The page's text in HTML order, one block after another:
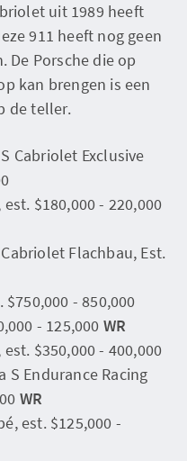
uit 1989 heeft
911 heeft nog geen
De Porsche die op
kan brengen is een
de teller.
Cabriolet Exclusive
$180,000 - 220,000
Flachbau, Est.
$750,000 - 850,000
- 125,000 WR
$350,000 - 400,000
S Endurance Racing
WR
est. $125,000 -